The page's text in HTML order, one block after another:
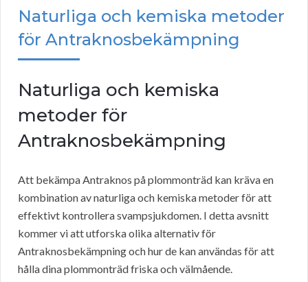
Naturliga och kemiska metoder
för Antraknosbekämpning
Naturliga och kemiska
metoder för
Antraknosbekämpning
Att bekämpa Antraknos på plommonträd kan kräva en
kombination av naturliga och kemiska metoder för att
effektivt kontrollera svampsjukdomen. I detta avsnitt
kommer vi att utforska olika alternativ för
Antraknosbekämpning och hur de kan användas för att
hålla dina plommonträd friska och välmående.